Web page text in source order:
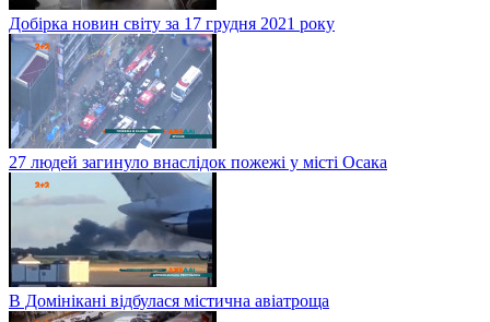
Добірка новин світу за 17 грудня 2021 року
27 людей загинуло внаслідок пожежі у місті Осака
В Домінікані відбулася містична авіатроща